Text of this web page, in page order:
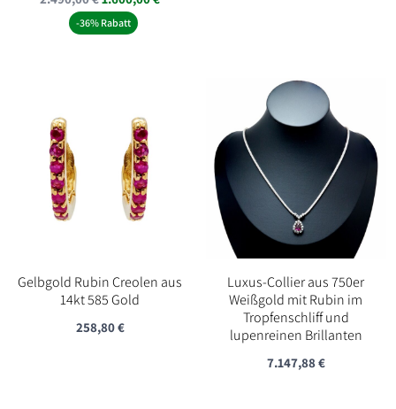
Preis
-36% Rabatt
Gelbgold Rubin Creolen aus
14kt 585 Gold
258,80€
Luxus-Collier aus 750er
Weißgold mit Rubin im
Tropfenschliff und
lupenreinen Brillanten
7.147,88€